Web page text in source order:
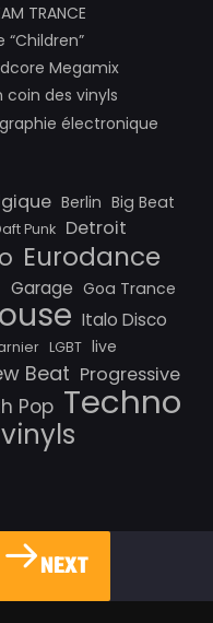
TRANCE
Megamix
coin des vinyls
électronique
Berlin Big Beat
Punk Detroit
Eurodance
Garage Goa Trance
Italo Disco
LGBT live
Beat Progressive
Pop Techno
vinyls
NEXT